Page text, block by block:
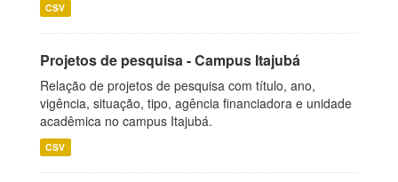
CSV
Projetos de pesquisa - Campus Itajubá
Relação de projetos de pesquisa com título, ano,
vigência, situação, tipo, agência financiadora e unidade
acadêmica no campus Itajubá.
CSV